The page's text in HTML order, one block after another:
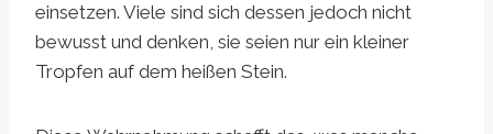
einsetzen. Viele sind sich dessen jedoch nicht
bewusst und denken, sie seien nur ein kleiner
Tropfen auf dem heißen Stein.